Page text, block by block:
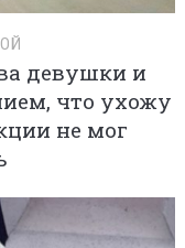
девушки и
что ухожу
не мог